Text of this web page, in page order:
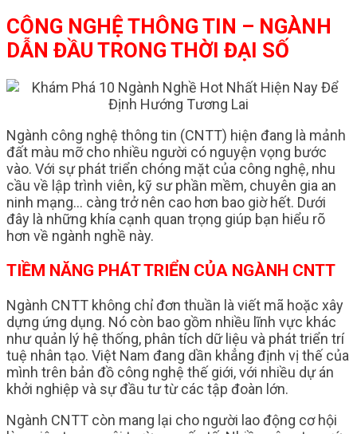
CÔNG NGHỆ THÔNG TIN – NGÀNH
DẪN ĐẦU TRONG THỜI ĐẠI SỐ
Ngành công nghệ thông tin (CNTT) hiện đang là mảnh
đất màu mỡ cho nhiều người có nguyện vọng bước
vào. Với sự phát triển chóng mặt của công nghệ, nhu
cầu về lập trình viên, kỹ sư phần mềm, chuyên gia an
ninh mạng… càng trở nên cao hơn bao giờ hết. Dưới
đây là những khía cạnh quan trọng giúp bạn hiểu rõ
hơn về ngành nghề này.
TIỀM NĂNG PHÁT TRIỂN CỦA NGÀNH CNTT
Ngành CNTT không chỉ đơn thuần là viết mã hoặc xây
dựng ứng dụng. Nó còn bao gồm nhiều lĩnh vực khác
như quản lý hệ thống, phân tích dữ liệu và phát triển trí
tuệ nhân tạo. Việt Nam đang dần khẳng định vị thế của
mình trên bản đồ công nghệ thế giới, với nhiều dự án
khởi nghiệp và sự đầu tư từ các tập đoàn lớn.
Ngành CNTT còn mang lại cho người lao động cơ hội